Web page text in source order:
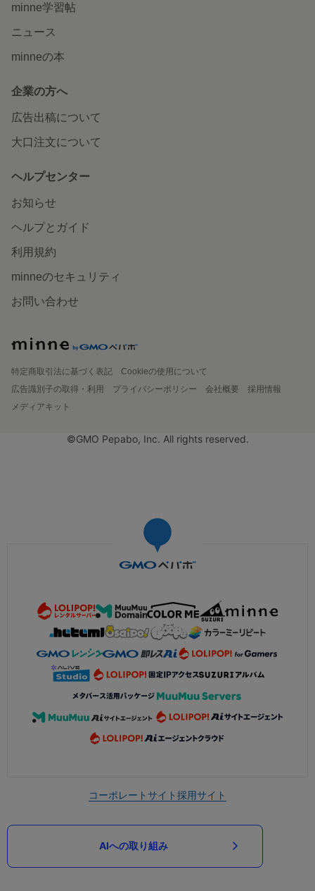
minne学習帖
ニュース
minneの本
企業の方へ
広告出稿について
大口注文について
ヘルプセンター
お知らせ
ヘルプとガイド
利用規約
minneのセキュリティ
お問い合わせ
特定商取引法に基づく表記
Cookieの使用について
広告識別子の取得・利用
プライバシーポリシー 会社概要
採用情報
メディアキット
©GMO Pepabo, Inc. All rights reserved.
コーポレートサイト採用サイト
AIへの取り組み